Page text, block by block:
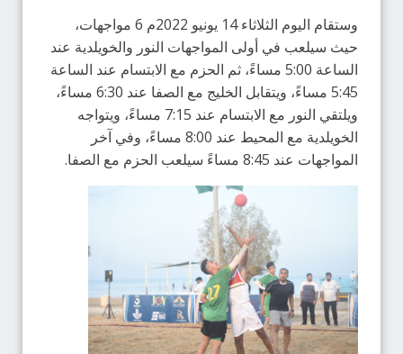
وستقام اليوم الثلاثاء 14 يونيو 2022م 6 مواجهات،
حيث سيلعب في أولى المواجهات النور والخويلدية عند
الساعة 5:00 مساءً، ثم الحزم مع الابتسام عند الساعة
5:45 مساءً، ويتقابل الخليج مع الصفا عند 6:30 مساءً،
ويلتقي النور مع الابتسام عند 7:15 مساءً، ويتواجه
الخويلدية مع المحيط عند 8:00 مساءً، وفي آخر
المواجهات عند 8:45 مساءً سيلعب الحزم مع الصفا.